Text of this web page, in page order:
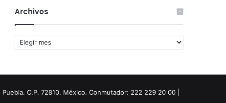
Archivos
Archivos
C.P. 72810. México. Conmutador: 222 229 20 00 |